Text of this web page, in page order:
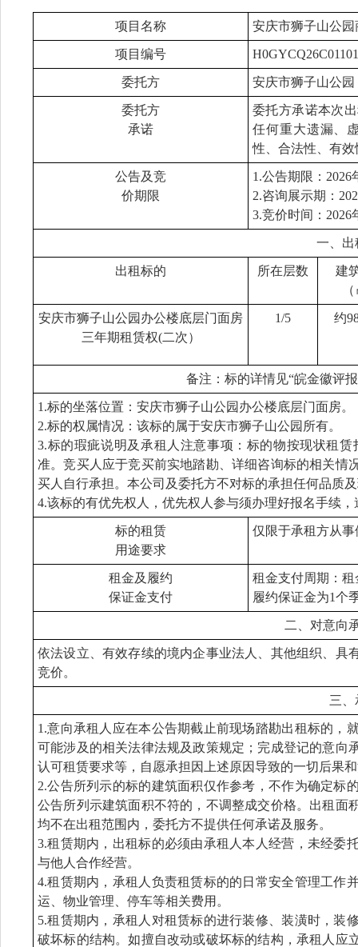
项目名称 安庆市狮子山公
项目编号 H0GYCQ26C01101
委托方 安庆市狮子山公园
委托方
承诺
委托方承诺本次
任何重大遗漏、
性、合法性、有效
公告及竞
价期限
1.公告期限：2026
2.咨询展示期：
3.竞价时间：2026
一、出
出租标的 所在层数
建
安庆市狮子山公园办公楼底层门面房
三年期租赁权(二次）
1/5 约
备注：标的详情见“皖金徽评
1.标的坐落位置：安庆市狮子山公园办公楼底层门面房。
2.标的权属情况：该标的属于安庆市狮子山公园所有。
3.标的瑕疵说明及承租人注意事项：标的物按现状租
准。竞买人应于竞买前实地踏勘、详细咨询标的相关情
买人自行承担。本公司及委托方不对标的承担任何品质
4.该标的有优先权人，优先权人参与须办理好报名手续
标的租赁
用途要求
仅限于承租方从
租金及履约
保证金支付
租金支付周期：
履约保证金为1个
二、对意向
依法设立、有效存续的境内企事业法人、其他组织、具
竞价。
三、
1.意向承租人应在本公告期截止前现场踏勘出租标的，
可能涉及的相关法律法规及政策规定；完成登记的意向
认可租赁要求等，自愿承担因上述原因导致的一切后果
2.公告所列示的标的建筑面积仅作参考，不作为确定标
公告所列示建筑面积不符的，不调整成交价格。出租面
均不在出租范围内，委托方不提供任何承诺及服务。
3.租赁期内，出租标的必须由承租人本人经营，未经委
与他人合作经营。
4.租赁期内，承租人负责租赁标的的日常安全管理工作
运、物业管理、停车等相关费用。
5.租赁期内，承租人对租赁标的进行装修、装潢时，装
破坏标的结构。如擅自改动或破坏标的结构，承租人应